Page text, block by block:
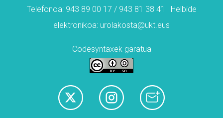
Telefonoa: 943 89 00 17 / 943 81 38 41 | Helbide
elektronikoa: urolakosta@ukt.eus
Codesyntaxek garatua